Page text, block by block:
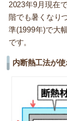
2023年9月現在
階でも暑くなり
準(1999年)で大
です。
内断熱工法が